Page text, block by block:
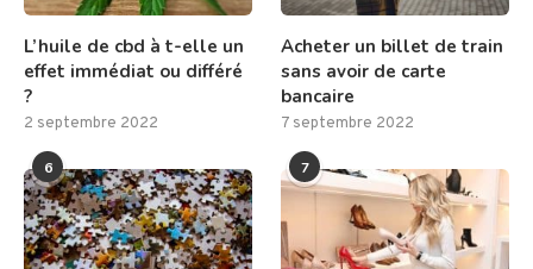
L’huile de cbd à t-elle un
effet immédiat ou différé
?
2 septembre 2022
Acheter un billet de train
sans avoir de carte
bancaire
7 septembre 2022
6 7